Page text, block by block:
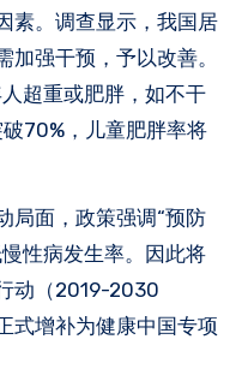
素。调查显示，我国居
强干预，予以改善。
超重或肥胖‌，如不干
70%，儿童肥胖率将
局面，政策强调“预防
性病发生率。因此将
动（2019-2030
式增补为健康中国专项